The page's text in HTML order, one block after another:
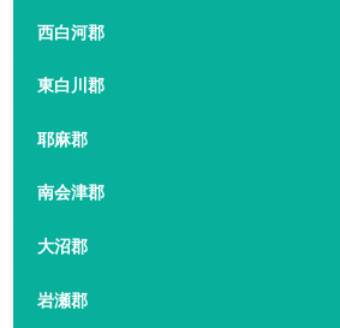
西白河郡
東白川郡
耶麻郡
南会津郡
大沼郡
岩瀬郡